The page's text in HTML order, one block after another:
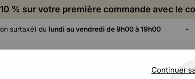
% sur votre première commande avec le
surtaxé) du lundi au vendredi de 9h00 à 19h00 -
Continuer